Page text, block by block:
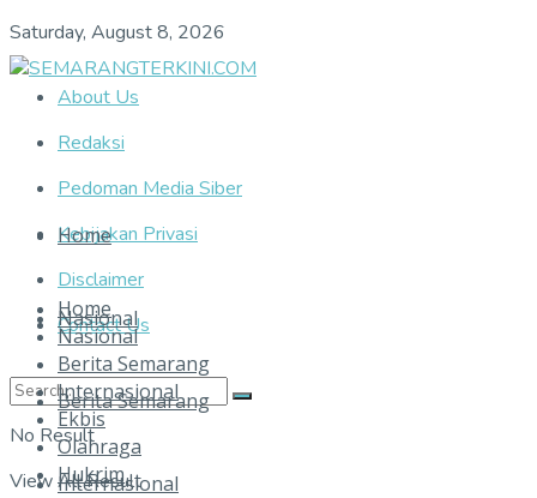
Saturday, August 8, 2026
About Us
Redaksi
Pedoman Media Siber
Kebijakan Privasi
Disclaimer
Contact Us
No Result
View All Result
Home
Nasional
Berita Semarang
Internasional
Home
Nasional
Berita Semarang
Internasional
Ekbis
Olahraga
Hukrim